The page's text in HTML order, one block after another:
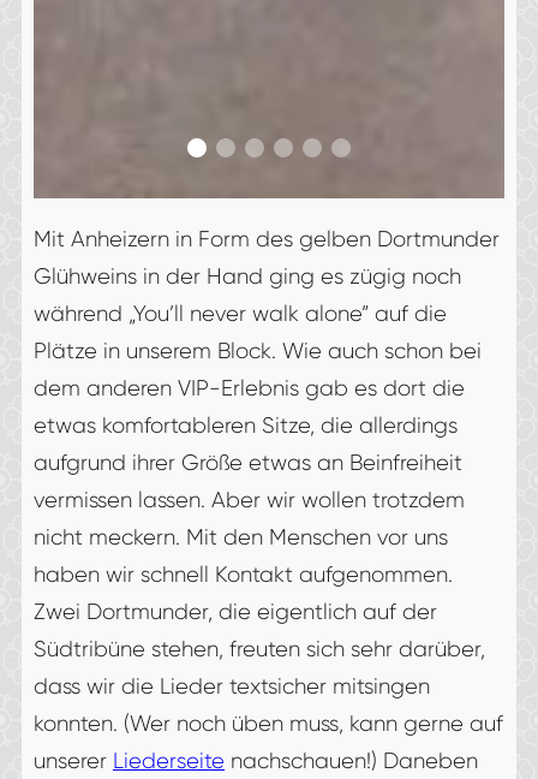
Mit Anheizern in Form des gelben Dortmunder
Glühweins in der Hand ging es zügig noch
während „You’ll never walk alone” auf die
Plätze in unserem Block. Wie auch schon bei
dem anderen VIP-Erlebnis gab es dort die
etwas komfortableren Sitze, die allerdings
aufgrund ihrer Größe etwas an Beinfreiheit
vermissen lassen. Aber wir wollen trotzdem
nicht meckern. Mit den Menschen vor uns
haben wir schnell Kontakt aufgenommen.
Zwei Dortmunder, die eigentlich auf der
Südtribüne stehen, freuten sich sehr darüber,
dass wir die Lieder textsicher mitsingen
konnten. (Wer noch üben muss, kann gerne auf
unserer Liederseite nachschauen!) Daneben